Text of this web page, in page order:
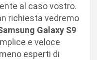
al caso vostro.
richiesta vedremo
Galaxy S9
e veloce
esperti di